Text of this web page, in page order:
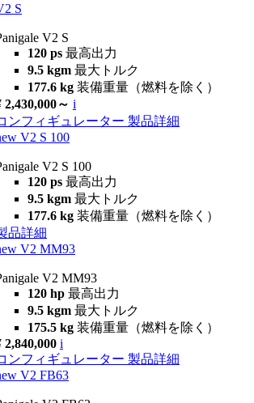
S
V2 S
120 ps 最高出力
9.5 kgm 最大トルク
177.6 kg 装備重量（燃料を除く）
2,430,000～ i
ンフィギュレーター 製品詳細
V2 S 100
V2 S 100
120 ps 最高出力
9.5 kgm 最大トルク
177.6 kg 装備重量（燃料を除く）
品詳細
V2 MM93
V2 MM93
120 hp 最高出力
9.5 kgm 最大トルク
175.5 kg 装備重量（燃料を除く）
2,840,000 i
ンフィギュレーター 製品詳細
V2 FB63